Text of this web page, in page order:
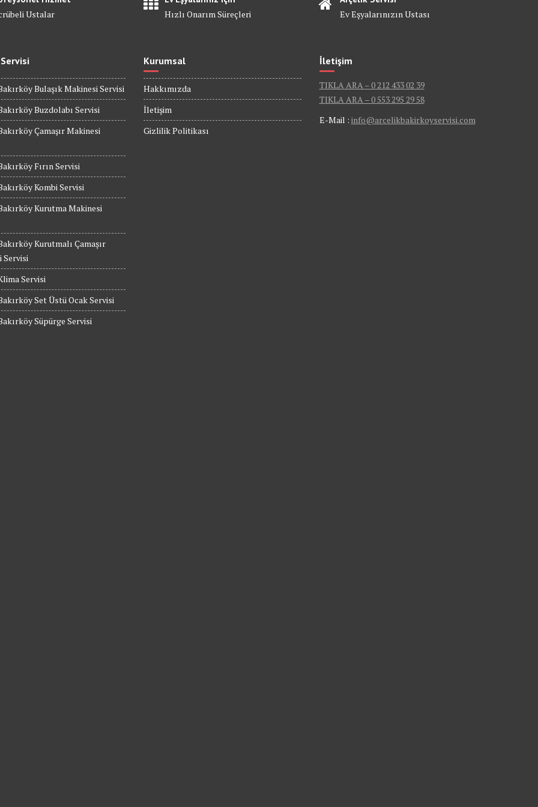
Ustalar
Hızlı Onarım Süreçleri
Ev Eşyalarınızın Ustası
Bulaşık Makinesi Servisi
Buzdolabı Servisi
Çamaşır Makinesi
Fırın Servisi
Kombi Servisi
Kurutma Makinesi
Kurutmalı Çamaşır
Servisi
Servisi
Set Üstü Ocak Servisi
Süpürge Servisi
Kurumsal
Hakkımızda
İletişim
Gizlilik Politikası
İletişim
TIKLA ARA – 0 212 433 02 39
TIKLA ARA – 0 553 295 29 58
E-Mail : info@arcelikbakirkoyservisi.com